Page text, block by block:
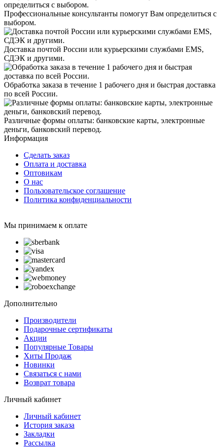
Профессиональные консультанты помогут Вам определиться с
выбором.
Доставка почтой России или курьерскими службами EMS,
СДЭК и другими.
Обработка заказа в течение 1 рабочего дня и быстрая доставка
по всей России.
Различные формы оплаты: банковские карты, электронные
деньги, банковский перевод.
Информация
Сделать заказ
Оплата и доставка
Оптовикам
О нас
Пользовательское соглашение
Политика конфиденциальности
Мы принимаем к оплате
Дополнительно
Производители
Подарочные сертификаты
Акции
Популярные Товары
Хиты Продаж
Новинки
Связаться с нами
Возврат товара
Личный кабинет
Личный кабинет
История заказа
Закладки
Рассылка